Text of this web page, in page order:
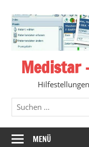
Inhalt
springen
Medistar
MENÜ